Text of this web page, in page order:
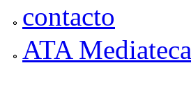
contacto
ATA Mediateca